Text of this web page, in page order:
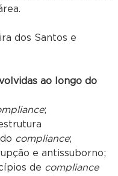
dos Santos e
ao longo do
;
compliance;
e antissuborno;
de compliance